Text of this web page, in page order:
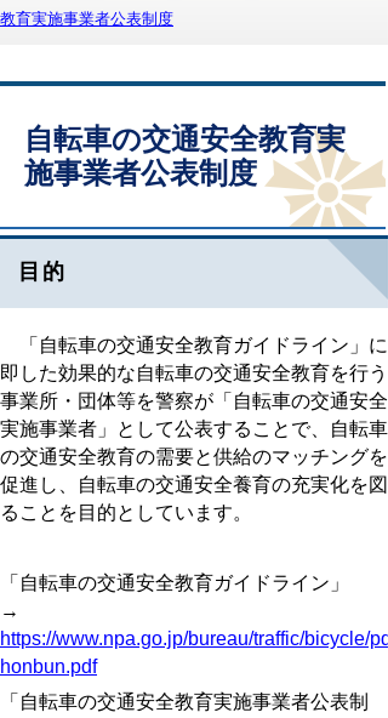
教育実施事業者公表制度
自転車の交通安全教育実
施事業者公表制度
目的
「自転車の交通安全教育ガイドライン」に
即した効果的な自転車の交通安全教育を行う
事業所・団体等を警察が「自転車の交通安全
実施事業者」として公表することで、自転車
の交通安全教育の需要と供給のマッチングを
促進し、自転車の交通安全養育の充実化を図
ることを目的としています。
「自転車の交通安全教育ガイドライン」
→
https://www.npa.go.jp/bureau/traffic/bicycle/
honbun.pdf
「自転車の交通安全教育実施事業者公表制